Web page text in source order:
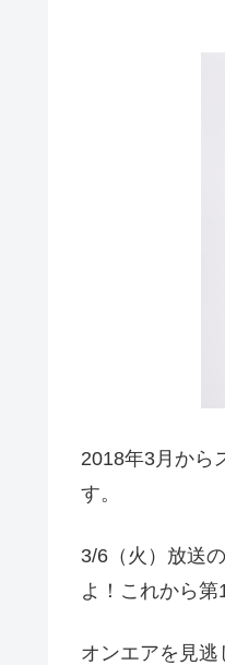
2018年3月から
す。
3/6（火）放送
よ！これから第
オンエアを見